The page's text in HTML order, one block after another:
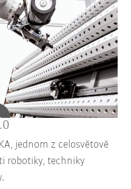
jednom z celosvětově
robotiky, techniky